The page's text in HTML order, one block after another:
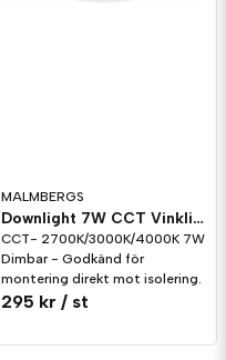
MALMBERGS
Downlight 7W CCT Vinklingsbar Vit MD-70 Dim
CCT- 2700K/3000K/4000K 7W
Dimbar - Godkänd för
montering direkt mot isolering.
295 kr / st